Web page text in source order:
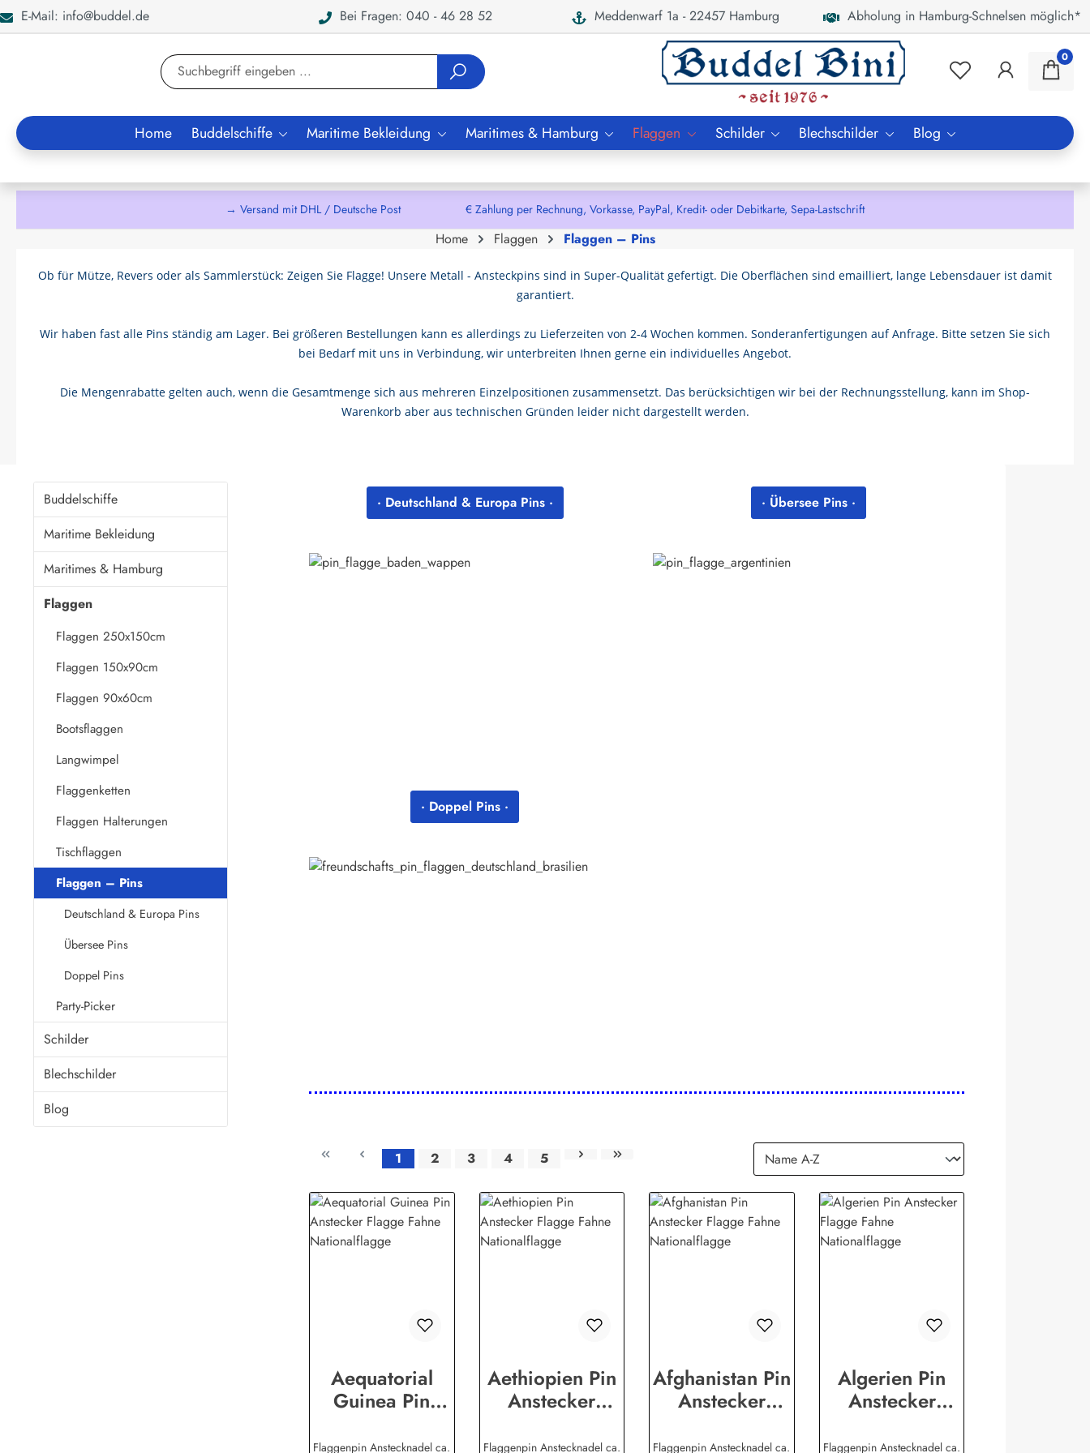
Zur Suche springen
E-Mail: info@buddel.de Bei Fragen: 040 - 46 28 52 Meddenwarf 1a - 22457 Hamburg Abholung in Hamburg-Schnelsen möglich*
0
Home Buddelschiffe Maritime Bekleidung Maritimes & Hamburg Flaggen Schilder Blechschilder Blog
→ Versand mit DHL / Deutsche Post € Zahlung per Rechnung, Vorkasse, PayPal, Kredit- oder Debitkarte, Sepa-Lastschrift
Home Flaggen Flaggen – Pins
Ob für Mütze, Revers oder als Sammlerstück: Zeigen Sie Flagge! Unsere Metall - Ansteckpins sind in Super-Qualität gefertigt. Die Oberflächen sind emailliert, lange Lebensdauer ist damit
garantiert.
Wir haben fast alle Pins ständig am Lager. Bei größeren Bestellungen kann es allerdings zu Lieferzeiten von 2-4 Wochen kommen. Sonderanfertigungen auf Anfrage. Bitte setzen Sie sich
bei Bedarf mit uns in Verbindung, wir unterbreiten Ihnen gerne ein individuelles Angebot.
Die Mengenrabatte gelten auch, wenn die Gesamtmenge sich aus mehreren Einzelpositionen zusammensetzt. Das berücksichtigen wir bei der Rechnungsstellung, kann im Shop-
Warenkorb aber aus technischen Gründen leider nicht dargestellt werden.
Buddelschiffe
Maritime Bekleidung
Maritimes & Hamburg
Flaggen
Flaggen 250x150cm
Flaggen 150x90cm
Flaggen 90x60cm
Bootsflaggen
Langwimpel
Flaggenketten
Flaggen Halterungen
Tischflaggen
Flaggen – Pins
Deutschland & Europa Pins
Übersee Pins
Doppel Pins
Party-Picker
Schilder
Blechschilder
Blog
· Deutschland & Europa Pins · · Übersee Pins ·
· Doppel Pins ·
Seite
1 Seite
2 Seite
3 Seite
4 Seite
5
Aequatorial
Guinea Pin
Flagge Fahne
Flaggenpin Anstecknadel ca.
Aethiopien Pin
Anstecker
Nationalflagge
Flaggenpin Anstecknadel ca.
Afghanistan Pin
Anstecker
Nationalflagge
Flaggenpin Anstecknadel ca.
Algerien Pin
Anstecker
Nationalflagge
Flaggenpin Anstecknadel ca.